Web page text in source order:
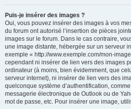
Puis-je insérer des images ?
Oui, vous pouvez insérer des images à vos
du forum ont autorisé l’insertion de pièces
images sur le forum. Dans le cas contraire,
une image distante, hébergée sur un serveur
exemple « http://www.exemple.com/mon-
cependant ni insérer de lien vers des images
ordinateur (à moins, bien évidemment, que
serveur internet), ni insérer de lien vers des
quelconque système d’authentification,
messagerie électronique de Outlook ou de
mot de passe, etc. Pour insérer une image,